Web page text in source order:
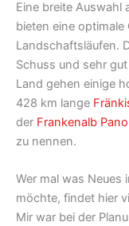
Eine breite Auswahl
bieten eine optimale
Landschaftsläufen.
Schuss und sehr
Land gehen einige
428 km lange
der Frankenalb
zu nennen.
Wer mal was Neues
möchte, findet hier
Mir war bei der